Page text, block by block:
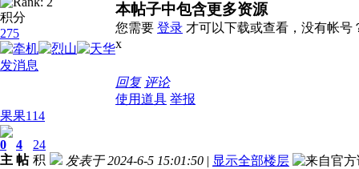
积分
275
发消息
本帖子中包含更多资源
您需要 登录 才可以下载或查看，没有帐号
x
回复 评论
使用道具 举报
果果114
0
主
4
帖
24
积
发表于 2024-6-5 15:01:50 | 显示全部楼层